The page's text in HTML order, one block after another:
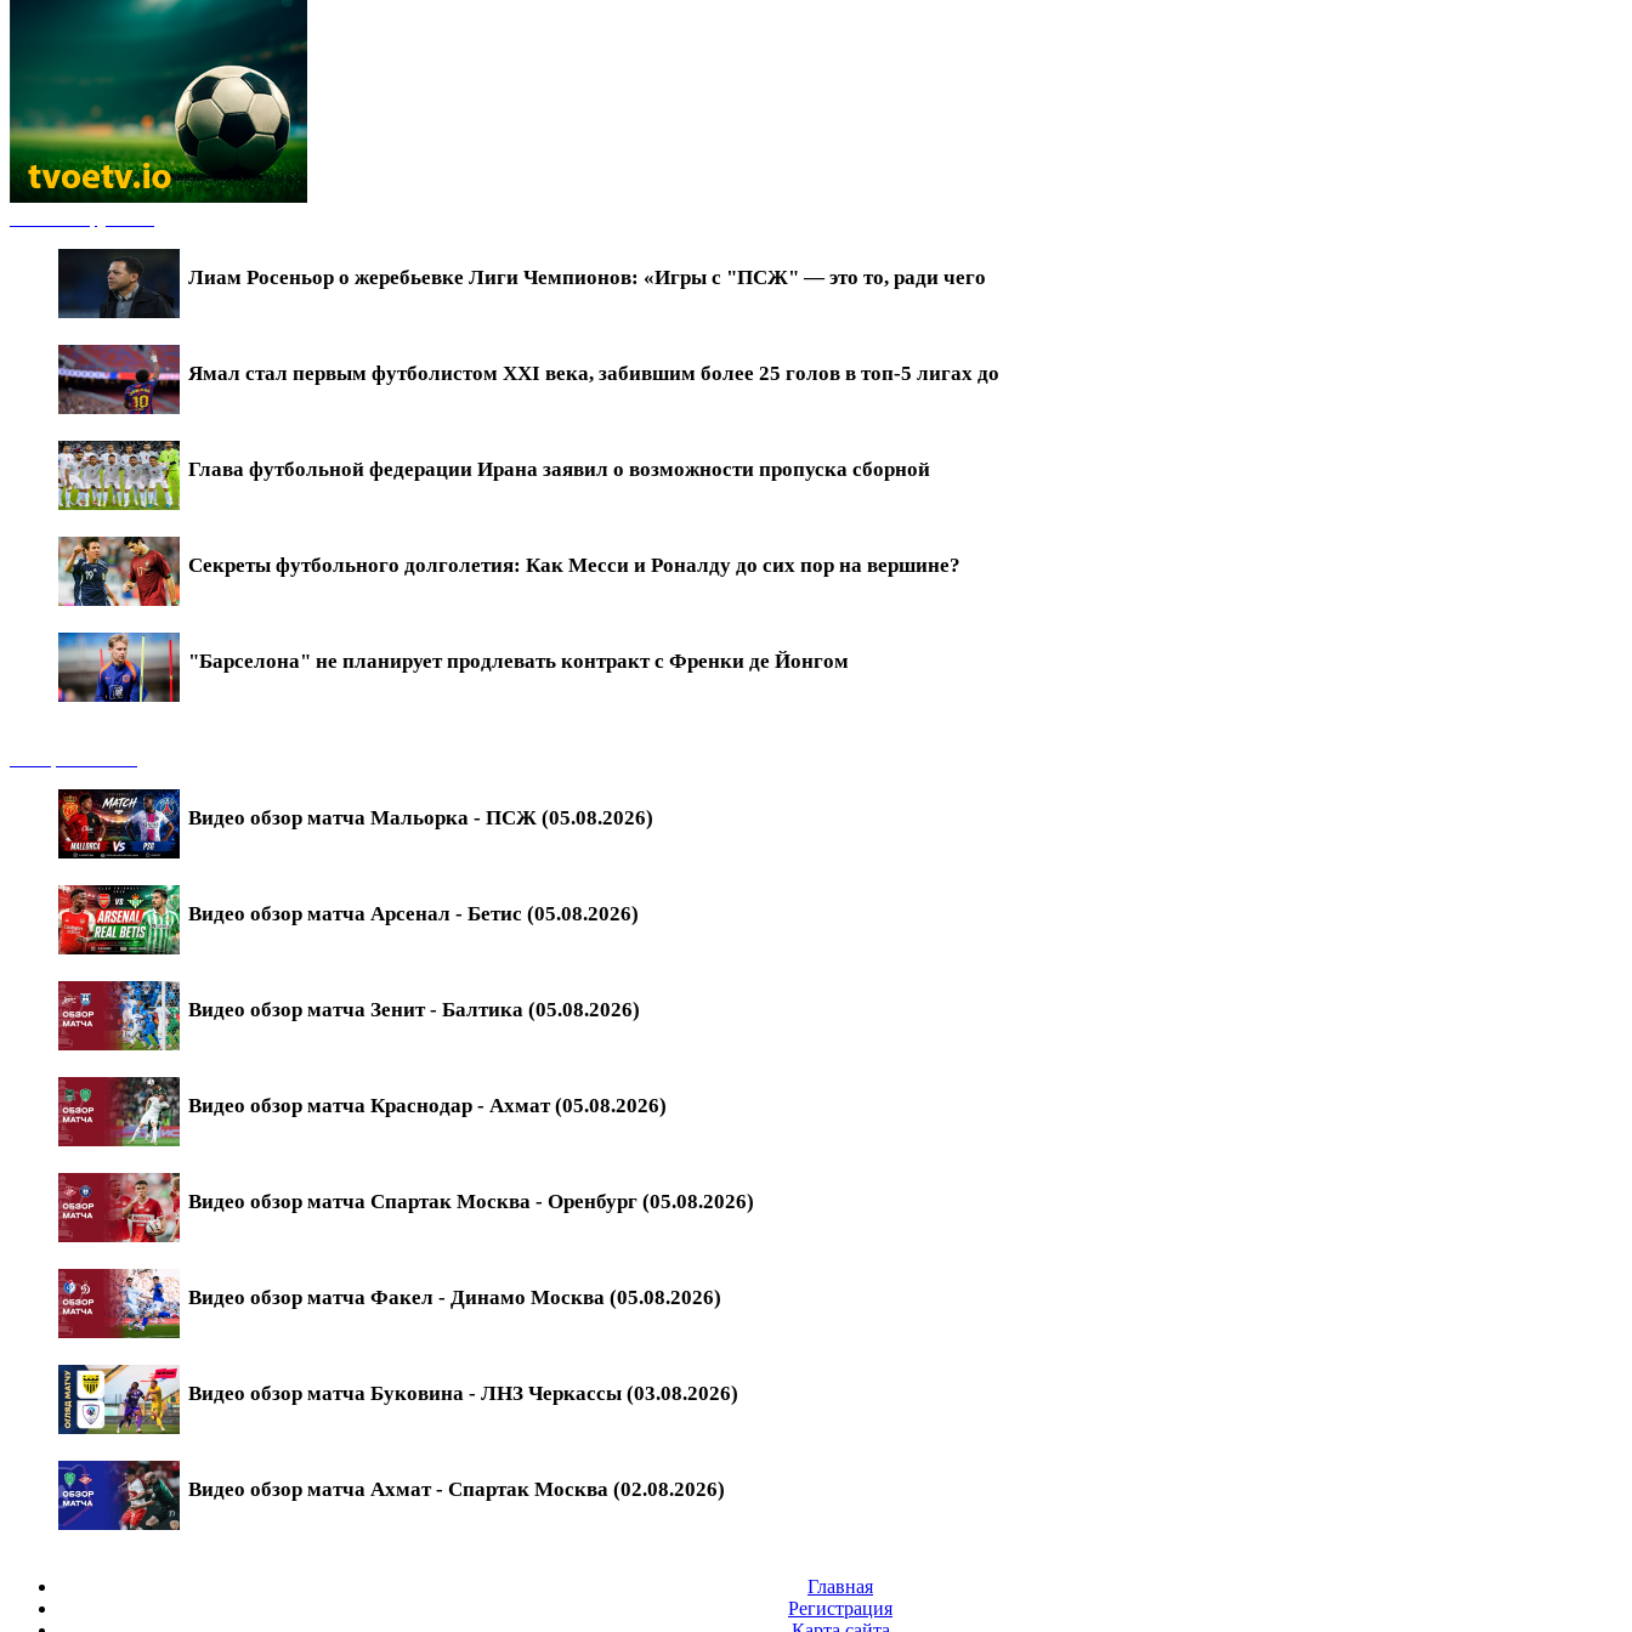
Лиам Росеньор о жеребьевке Лиги Чемпионов: «Игры с "ПСЖ" — это то, ради чего
Ямал стал первым футболистом XXI века, забившим более 25 голов в топ-5 лигах до
Глава футбольной федерации Ирана заявил о возможности пропуска сборной
Секреты футбольного долголетия: Как Месси и Роналду до сих пор на вершине?
"Барселона" не планирует продлевать контракт с Френки де Йонгом
Видео обзор матча Мальорка - ПСЖ (05.08.2026)
Видео обзор матча Арсенал - Бетис (05.08.2026)
Видео обзор матча Зенит - Балтика (05.08.2026)
Видео обзор матча Краснодар - Ахмат (05.08.2026)
Видео обзор матча Спартак Москва - Оренбург (05.08.2026)
Видео обзор матча Факел - Динамо Москва (05.08.2026)
Видео обзор матча Буковина - ЛНЗ Черкассы (03.08.2026)
Видео обзор матча Ахмат - Спартак Москва (02.08.2026)
Главная
Регистрация